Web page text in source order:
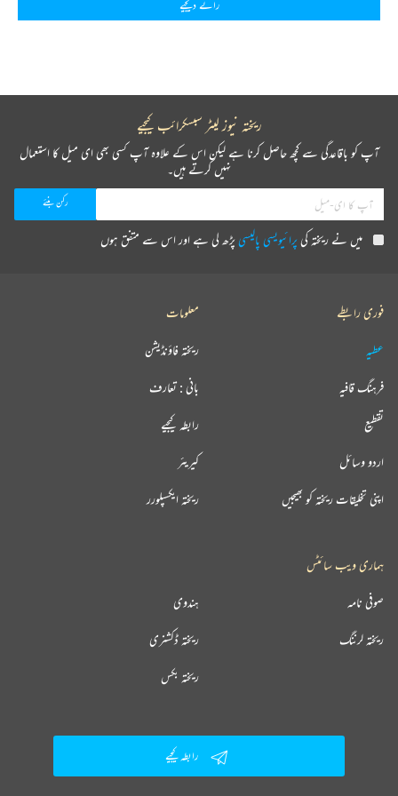
رائے دیجیے
ریختہ نیوز لیٹر سبسکرائب کیجیے
آپ کو باقاعدگی سے کچھ حاصل کرنا ہے لیکن اس کے علاوہ آپ کسی بھی ای میل کا استعمال
نہیں کرتے ہیں۔
میں نے ریختہ کیپرائیویسی پالیسیپڑھ لی ہے اور اس سے متفق ہوں
فوری رابطے
عطیہ
فرہنگ قافیہ
تقطیع
اردو وسائل
اپنی تخلیقات ریختہ کو بھیجیں
معلومات
ریختہ فاؤنڈیشن
بانی : تعارف
رابطہ کیجیے
کیریئر
ریختہ ایکسپلورر
ہماری ویب سائٹس
ہندوی صوفی نامہ
ریختہ ڈکشنری ریختہ لرننگ
ریختہ بکس
رابطہ کیجیے